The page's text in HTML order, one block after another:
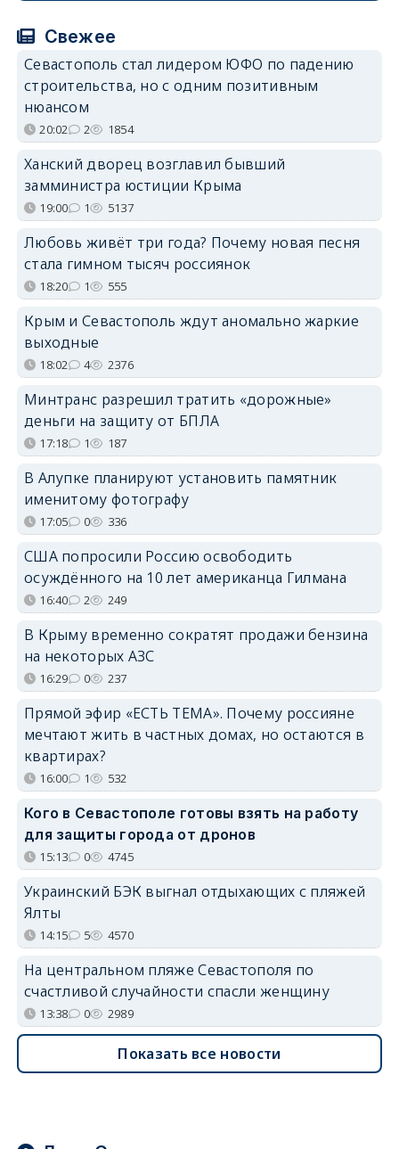
Свежее
Севастополь стал лидером ЮФО по падению
строительства, но с одним позитивным
нюансом
20:02 2 1854
Ханский дворец возглавил бывший
замминистра юстиции Крыма
19:00 1 5137
Любовь живёт три года? Почему новая песня
стала гимном тысяч россиянок
18:20 1 555
Крым и Севастополь ждут аномально жаркие
выходные
18:02 4 2376
Минтранс разрешил тратить «дорожные»
деньги на защиту от БПЛА
17:18 1 187
В Алупке планируют установить памятник
именитому фотографу
17:05 0 336
США попросили Россию освободить
осуждённого на 10 лет американца Гилмана
16:40 2 249
В Крыму временно сократят продажи бензина
на некоторых АЗС
16:29 0 237
Прямой эфир «ЕСТЬ ТЕМА». Почему россияне
мечтают жить в частных домах, но остаются в
квартирах?
16:00 1 532
Кого в Севастополе готовы взять на работу
для защиты города от дронов
15:13 0 4745
Украинский БЭК выгнал отдыхающих с пляжей
Ялты
14:15 5 4570
На центральном пляже Севастополя по
счастливой случайности спасли женщину
13:38 0 2989
Показать все новости